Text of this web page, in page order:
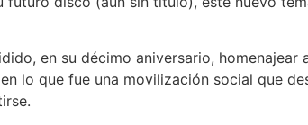
en su décimo aniversario, homenajear
lo que fue una movilización social que